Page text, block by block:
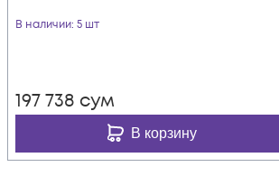
В наличии: 5 шт
197 738 сум
В корзину